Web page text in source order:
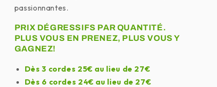
passionnantes.
PRIX DÉGRESSIFS PAR QUANTITÉ.
PLUS VOUS EN PRENEZ, PLUS VOUS Y
GAGNEZ!
Dès 3 cordes 25€ au lieu de 27€
Dès 6 cordes 24€ au lieu de 27€